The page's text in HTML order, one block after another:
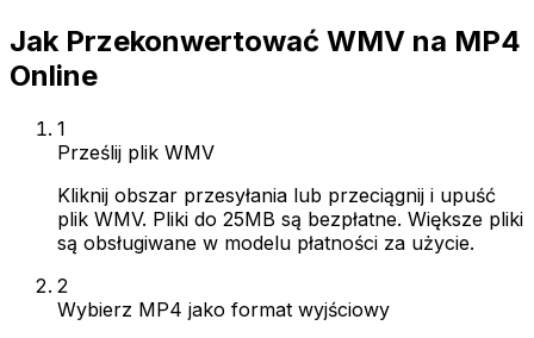
Jak Przekonwertować WMV na MP4
Online
1
Prześlij plik WMV
Kliknij obszar przesyłania lub przeciągnij i upuść
plik WMV. Pliki do 25MB są bezpłatne. Większe pliki
są obsługiwane w modelu płatności za użycie.
2
Wybierz MP4 jako format wyjściowy